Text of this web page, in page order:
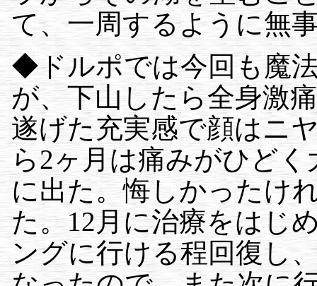
て、一周するように無
◆ドルポでは今回も魔
が、下山したら全身激
遂げた充実感で顔はニ
ら2ヶ月は痛みがひど
に出た。悔しかったけ
た。12月に治療をはじ
ングに行ける程回復し